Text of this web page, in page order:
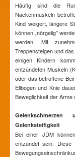
Häufig sind die
Nackenmuskeln
Kind weigert, längere
können „nörgelig"
werden. Mit
Treppensteigen und
einigen Kindern
entzündeten Muskeln
oder das betroffene
Ellbogen und Knie
Beweglichkeit der Arme
Gelenksteifigkeit
Bei einer JDM
entzündet sein. Diese